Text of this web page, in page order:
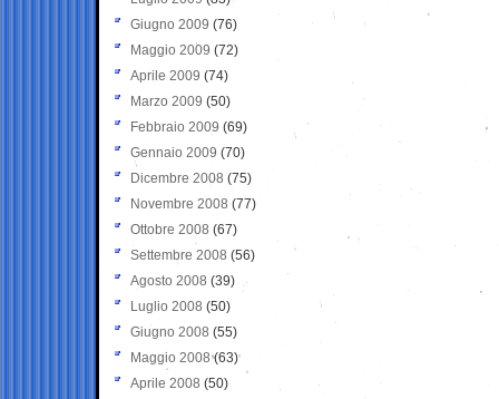
Giugno 2009 (76)
Maggio 2009 (72)
Aprile 2009 (74)
Marzo 2009 (50)
Febbraio 2009 (69)
Gennaio 2009 (70)
Dicembre 2008 (75)
Novembre 2008 (77)
Ottobre 2008 (67)
Settembre 2008 (56)
Agosto 2008 (39)
Luglio 2008 (50)
Giugno 2008 (55)
Maggio 2008(63)
Aprile 2008 (50)